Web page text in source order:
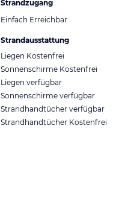
Strandzugang
Einfach Erreichbar
Strandausstattung
Liegen Kostenfrei
Sonnenschirme Kostenfrei
Liegen verfügbar
Sonnenschirme verfügbar
Strandhandtücher verfügbar
Strandhandtücher Kostenfrei